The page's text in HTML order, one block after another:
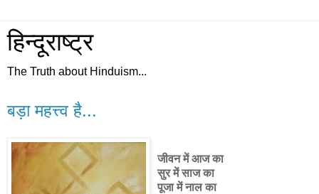
हिन्दूराष्ट्र
The Truth about Hinduism...
बड़ा महत्त्व है...
जीवन में आज का
सुर में साज का
पूजा में नाल का